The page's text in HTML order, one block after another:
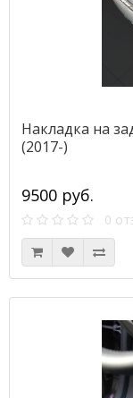
Накладка на
(2017-)
9500 руб.
0